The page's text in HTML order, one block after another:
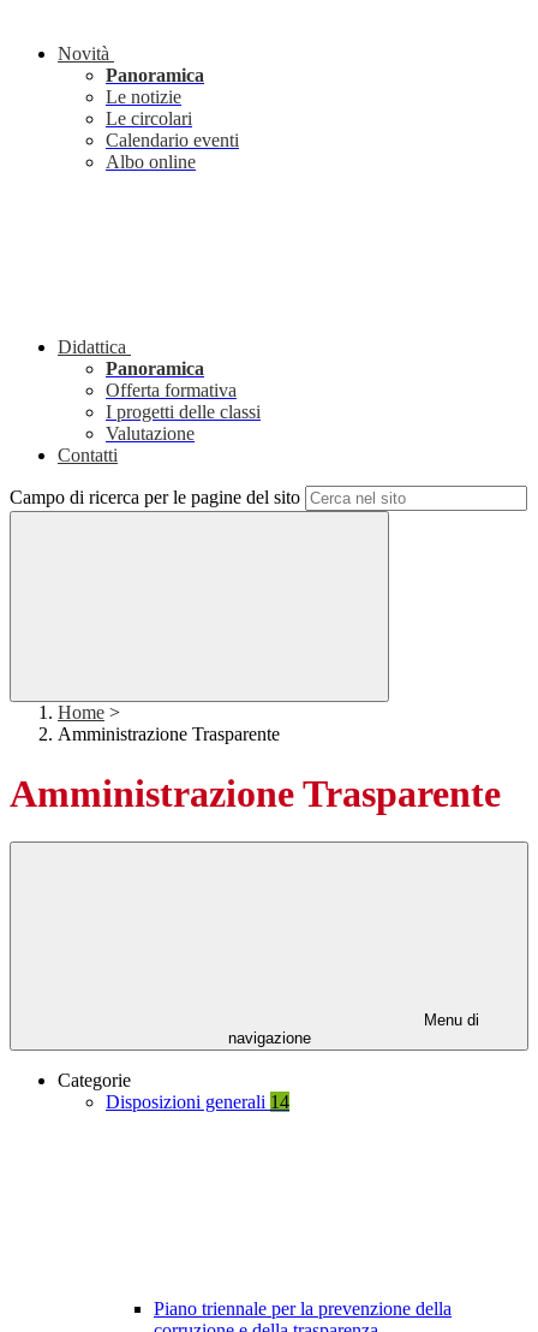
Novità
Panoramica
Le notizie
Le circolari
Calendario eventi
Albo online
Didattica
Panoramica
Offerta formativa
I progetti delle classi
Valutazione
Contatti
Campo di ricerca per le pagine del sito
Home >
Amministrazione Trasparente
Amministrazione Trasparente
Menu di
navigazione
Categorie
Disposizioni generali 14
Piano triennale per la prevenzione della